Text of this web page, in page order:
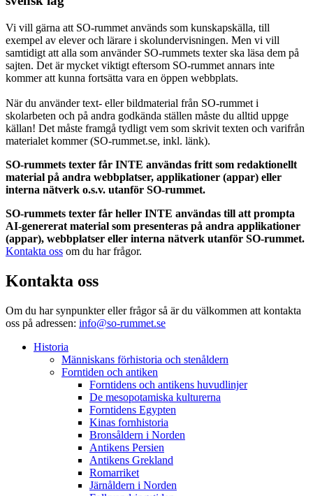
Vi vill gärna att SO-rummet används som kunskapskälla, till
exempel av elever och lärare i skolundervisningen. Men vi vill
samtidigt att alla som använder SO-rummets texter ska läsa dem på
sajten. Det är mycket viktigt eftersom SO-rummet annars inte
kommer att kunna fortsätta vara en öppen webbplats.
När du använder text- eller bildmaterial från SO-rummet i
skolarbeten och på andra godkända ställen måste du alltid uppge
källan! Det måste framgå tydligt vem som skrivit texten och varifrån
materialet kommer (SO-rummet.se, inkl. länk).
SO-rummets texter får INTE användas fritt som redaktionellt
material på andra webbplatser, applikationer (appar) eller
interna nätverk o.s.v. utanför SO-rummet.
SO-rummets texter får heller INTE användas till att prompta
AI-genererat material som presenteras på andra applikationer
(appar), webbplatser eller interna nätverk utanför SO-rummet.
Kontakta oss om du har frågor.
Kontakta oss
Om du har synpunkter eller frågor så är du välkommen att kontakta
oss på adressen: info@so-rummet.se
Historia
Människans förhistoria och stenåldern
Forntiden och antiken
Forntidens och antikens huvudlinjer
De mesopotamiska kulturerna
Forntidens Egypten
Kinas fornhistoria
Bronsåldern i Norden
Antikens Persien
Antikens Grekland
Romarriket
Järnåldern i Norden